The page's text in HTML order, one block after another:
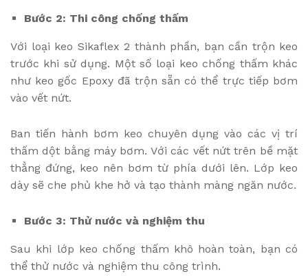
Bước 2: Thi công chống thấm
Với loại keo Sikaflex 2 thành phần, bạn cần trộn keo
trước khi sử dụng. Một số loại keo chống thấm khác
như keo gốc Epoxy đã trộn sẵn có thể trực tiếp bơm
vào vết nứt.
Ban tiến hành bơm keo chuyên dụng vào các vị trí
thấm dột bằng máy bơm. Với các vết nứt trên bề mặt
thẳng đứng, keo nên bơm từ phía dưới lên. Lớp keo
dày sẽ che phủ khe hở và tạo thành màng ngăn nước.
Bước 3: Thử nước và nghiệm thu
Sau khi lớp keo chống thấm khô hoàn toàn, bạn có
thể thử nước và nghiệm thu công trình.